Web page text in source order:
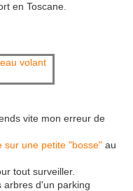
en Toscane.
vite mon erreur de
sur une petite "bosse" au
tout surveiller.
arbres d'un parking